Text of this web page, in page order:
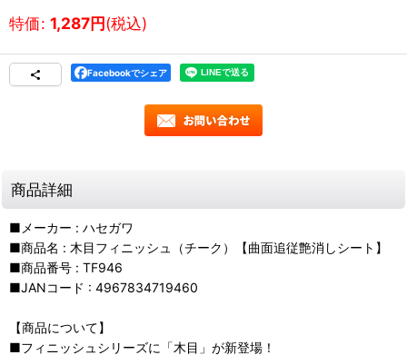
特価: 1,287円(税込)
Facebookでシェア
商品詳細
■メーカー : ハセガワ
■商品名 : 木目フィニッシュ（チーク）【曲面追従艶消しシート】
■商品番号 : TF946
■JANコード : 4967834719460
【商品について】
■フィニッシュシリーズに「木目」が新登場！